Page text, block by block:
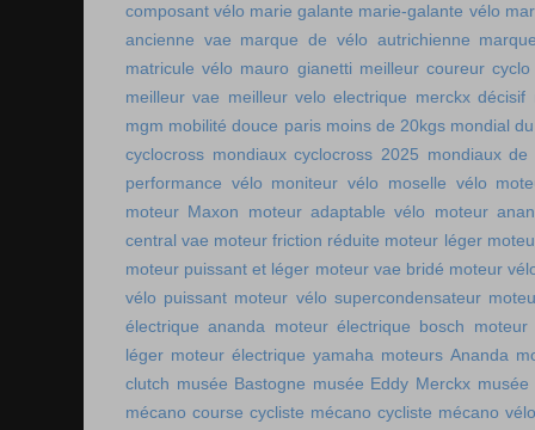
composant vélo marie galante marie-galante vélo
ancienne vae marque de vélo autrichienne
matricule vélo mauro gianetti meilleur coureur
meilleur vae meilleur velo electrique merckx décisif
mgm mobilité douce paris moins de 20kgs mondial
cyclocross mondiaux cyclocross 2025 mondiaux de
performance vélo moniteur vélo moselle vélo
moteur Maxon
moteur adaptable vélo
moteur
central vae moteur friction réduite moteur léger
moteur puissant et léger moteur vae bridé moteur
vélo puissant moteur vélo supercondensateur
électrique ananda
moteur électrique bosch
moteur
léger moteur électrique yamaha moteurs Ananda
clutch musée Bastogne musée Eddy Merckx
mécano course cycliste mécano cycliste mécano vélo